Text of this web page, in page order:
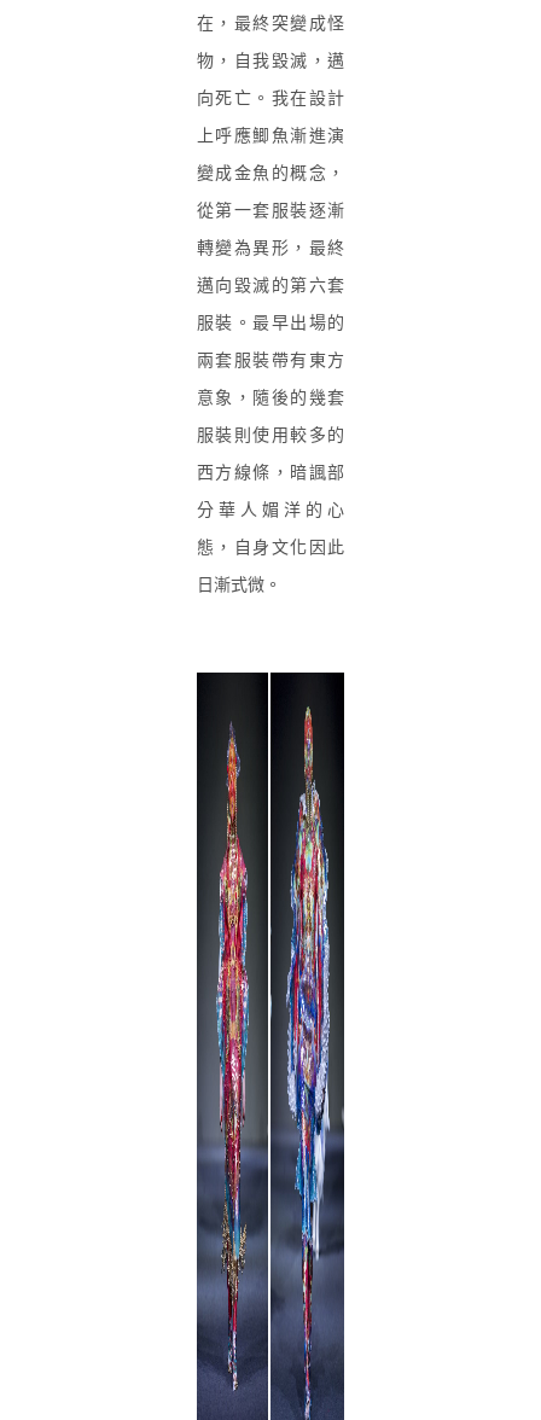
在，最終突變成怪
物，自我毀滅，邁
向死亡。我在設計
上呼應鯽魚漸進演
變成金魚的概念，
從第一套服裝逐漸
轉變為異形，最終
邁向毀滅的第六套
服裝。最早出場的
兩套服裝帶有東方
意象，隨後的幾套
服裝則使用較多的
西方線條，暗諷部
分華人媚洋的心
態，自身文化因此
日漸式微。